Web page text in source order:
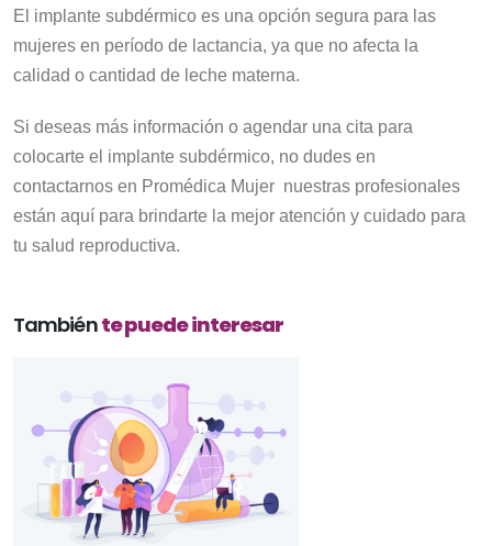
El implante subdérmico es una opción segura para las
mujeres en período de lactancia, ya que no afecta la
calidad o cantidad de leche materna.
Si deseas más información o agendar una cita para
colocarte el implante subdérmico, no dudes en
contactarnos en Promédica Mujer nuestras profesionales
están aquí para brindarte la mejor atención y cuidado para
tu salud reproductiva.
Tambiénte puede interesar